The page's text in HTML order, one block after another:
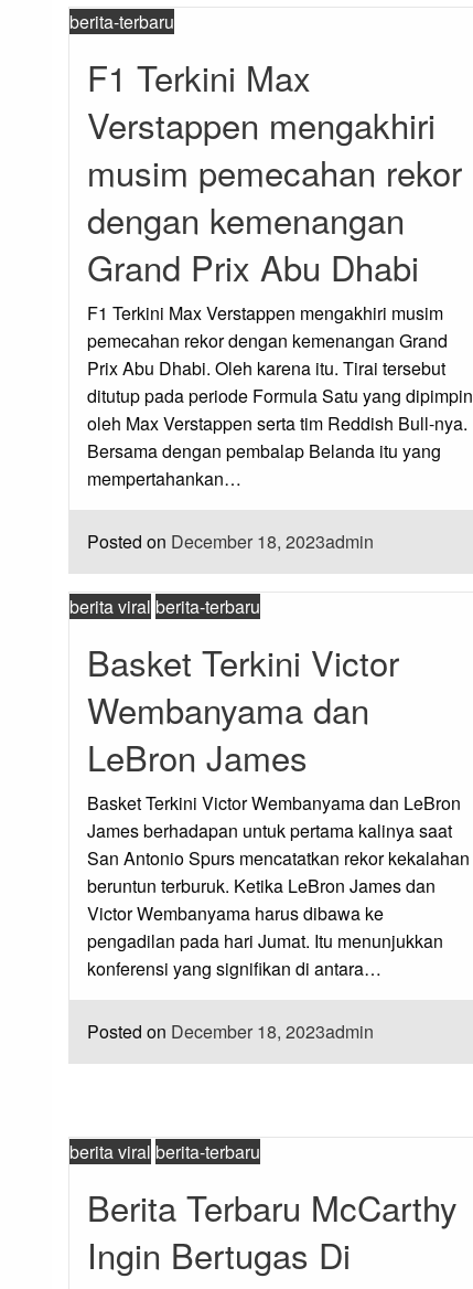
berita-terbaru
F1 Terkini Max
Verstappen mengakhiri
musim pemecahan rekor
dengan kemenangan
Grand Prix Abu Dhabi
F1 Terkini Max Verstappen mengakhiri musim
pemecahan rekor dengan kemenangan Grand
Prix Abu Dhabi. Oleh karena itu. Tirai tersebut
ditutup pada periode Formula Satu yang dipimpin
oleh Max Verstappen serta tim Reddish Bull-nya.
Bersama dengan pembalap Belanda itu yang
mempertahankan…
Posted on December 18, 2023admin
berita viral berita-terbaru
Basket Terkini Victor
Wembanyama dan
LeBron James
Basket Terkini Victor Wembanyama dan LeBron
James berhadapan untuk pertama kalinya saat
San Antonio Spurs mencatatkan rekor kekalahan
beruntun terburuk. Ketika LeBron James dan
Victor Wembanyama harus dibawa ke
pengadilan pada hari Jumat. Itu menunjukkan
konferensi yang signifikan di antara…
Posted on December 18, 2023admin
berita viral berita-terbaru
Berita Terbaru McCarthy
Ingin Bertugas Di